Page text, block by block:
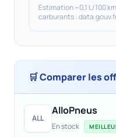
Estimation ~0,1 L/100
carburants :
🛒 Comparer les
ALL
AlloPneus
En stock